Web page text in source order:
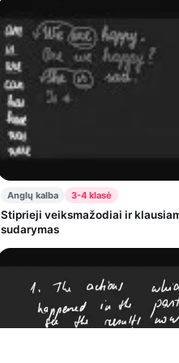
Anglų kalba 3-4 klasė
Stiprieji veiksmažodiai ir
sudarymas